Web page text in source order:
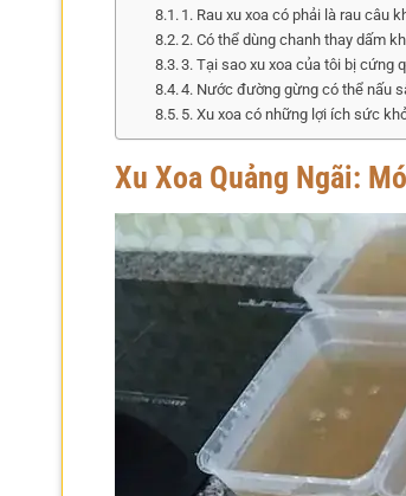
1. Rau xu xoa có phải là rau câu
2. Có thể dùng chanh thay dấm
3. Tại sao xu xoa của tôi bị cứng
4. Nước đường gừng có thể nấu
5. Xu xoa có những lợi ích sức
Xu Xoa Quảng Ngãi: